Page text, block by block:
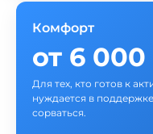
Комфорт
от 6 000
Для тех, кто готов к
нуждается в
сорваться.